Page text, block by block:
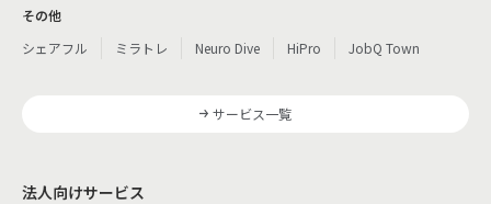
その他
シェアフル
ミラトレ Neuro Dive HiPro JobQ Town
サービス一覧
法人向けサービス